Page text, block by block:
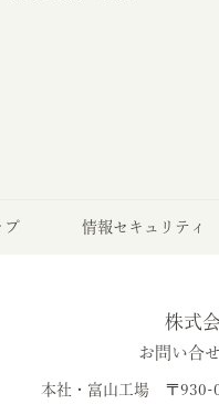
プ 情報セキュリティ
株式
お問い合せ
本社・富山工場 〒930-